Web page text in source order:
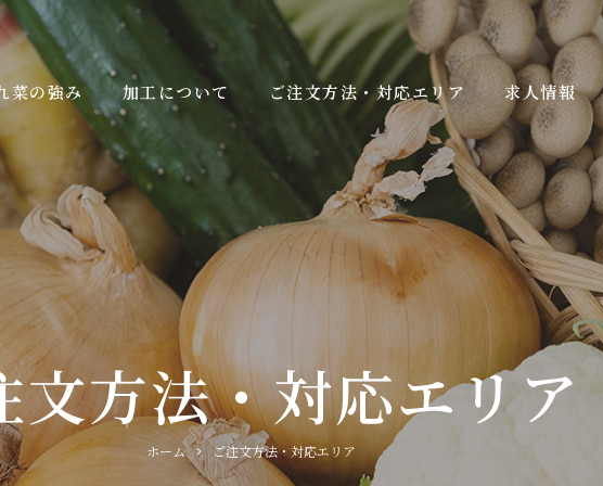
菜の強み 加工について ご注文方法・対応エリア 求人情報
文方法・対応エリア
ホーム ご注文方法・対応エリア